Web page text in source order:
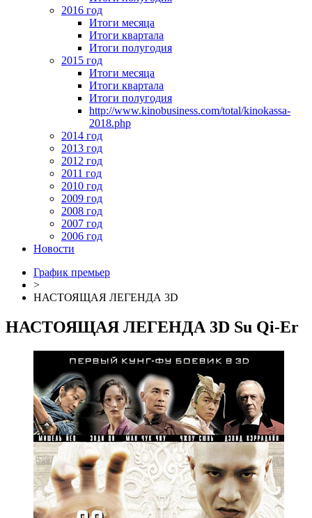
2016 год
Итоги месяца
Итоги квартала
Итоги полугодия
2015 год
Итоги месяца
Итоги квартала
Итоги полугодия
http://www.kinobusiness.com/total/kinokassa-
2018.php
2014 год
2013 год
2012 год
2011 год
2010 год
2009 год
2008 год
2007 год
2006 год
Новости
График премьер
>
НАСТОЯЩАЯ ЛЕГЕНДА 3D
НАСТОЯЩАЯ ЛЕГЕНДА 3D Su Qi-Er